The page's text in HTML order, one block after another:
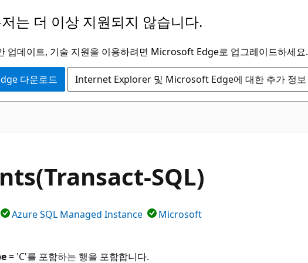
는 더 이상 지원되지 않습니다.
업데이트, 기술 지원을 이용하려면 Microsoft Edge로 업그레이드하세요.
다운로드 Internet Explorer 및 Microsoft Edge에 대한 추가 정보
SQL)
Azure SQL Managed Instance
Microsoft
= 'C'를 포함하는 행을 포함합니다.